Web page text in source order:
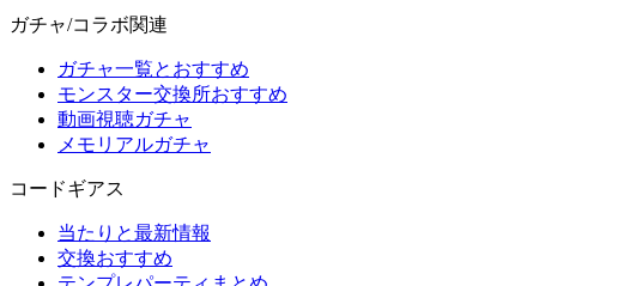
ガチャ/コラボ関連
ガチャ一覧とおすすめ
モンスター交換所おすすめ
動画視聴ガチャ
メモリアルガチャ
コードギアス
当たりと最新情報
交換おすすめ